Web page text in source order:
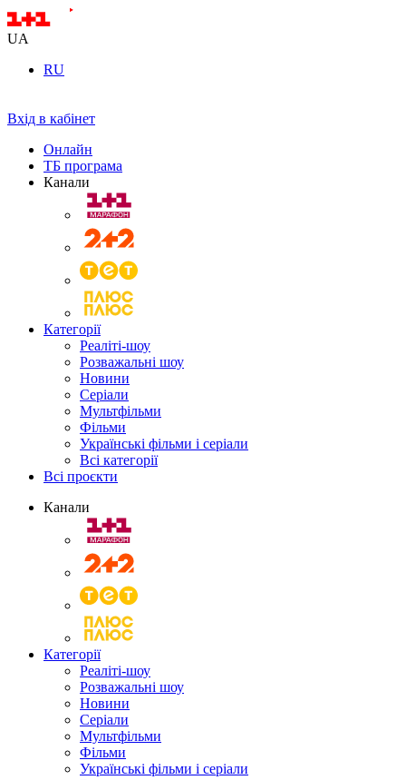
UA
RU
Вхід в кабінет
Онлайн
ТБ програма
Канали
Категорії
Реаліті-шоу
Розважальні шоу
Новини
Серіали
Мультфільми
Фільми
Українські фільми і серіали
Всі категорії
Всі проєкти
Канали
Категорії
Реаліті-шоу
Розважальні шоу
Новини
Серіали
Мультфільми
Фільми
Українські фільми і серіали